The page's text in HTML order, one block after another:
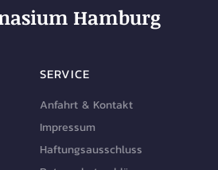
Hamburg
SERVICE
Anfahrt & Kontakt
Impressum
Haftungsausschluss